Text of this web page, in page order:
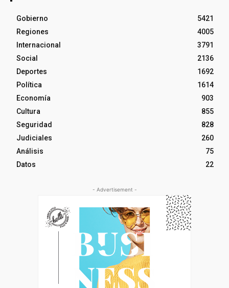
Gobierno
5421
Regiones
4005
Internacional
3791
Social
2136
Deportes
1692
Política
1614
Economía
903
Cultura
855
Seguridad
828
Judiciales
260
Análisis
75
Datos
22
- Advertisement -